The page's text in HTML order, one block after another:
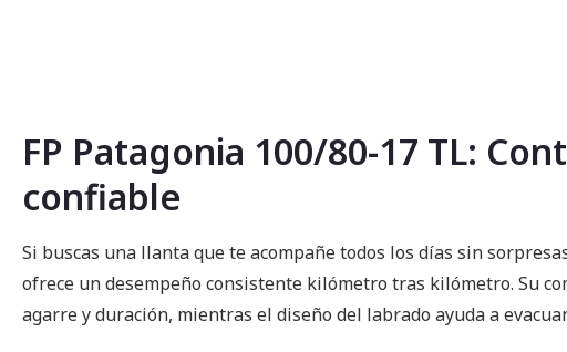
galería
de
imágenes
FP Patagonia 100/80-17 TL:
confiable
Si buscas una llanta que te acompañe todos los días sin
ofrece un desempeño consistente kilómetro tras kilómetro. Su
agarre y duración, mientras el diseño del labrado ayuda a